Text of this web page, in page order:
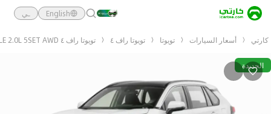
English ـي
كارتي أسعار السيارات تويوتا تويوتا راف ٤ تويوتا راف ٤ RAV4 LE 2.0L 5SET AWD
الجديدة